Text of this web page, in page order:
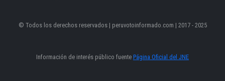
© Todos los derechos reservados | peruvotoinformado.com | 2017 - 2025
Información de interés público fuente Página Oficial del JNE